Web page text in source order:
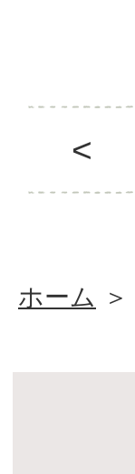
<
ホーム ＞